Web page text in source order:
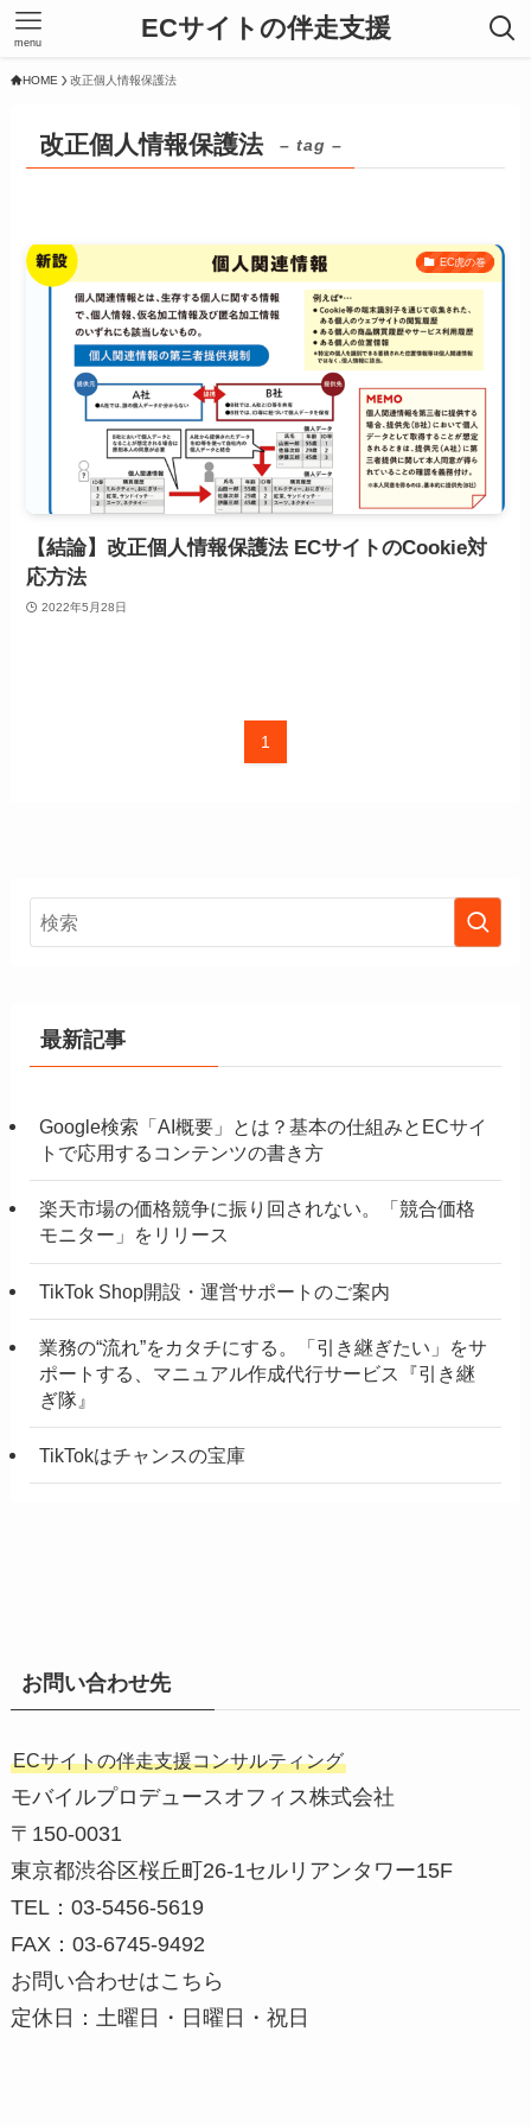
ECサイトの伴走支援
menu
HOME 改正個人情報保護法
改正個人情報保護法 – tag –
EC虎の巻
【結論】改正個人情報保護法 ECサイトのCookie対
応方法
2022年5月28日
1
最新記事
Google検索「AI概要」とは？基本の仕組みとECサイ
トで応用するコンテンツの書き方
楽天市場の価格競争に振り回されない。「競合価格
モニター」をリリース
TikTok Shop開設・運営サポートのご案内
業務の“流れ”をカタチにする。「引き継ぎたい」をサ
ポートする、マニュアル作成代行サービス『引き継
ぎ隊』
TikTokはチャンスの宝庫
お問い合わせ先
ECサイトの伴走支援コンサルティング
モバイルプロデュースオフィス株式会社
〒150-0031
東京都渋谷区桜丘町26-1セルリアンタワー15F
TEL：03-5456-5619
FAX：03-6745-9492
お問い合わせはこちら
定休日：土曜日・日曜日・祝日